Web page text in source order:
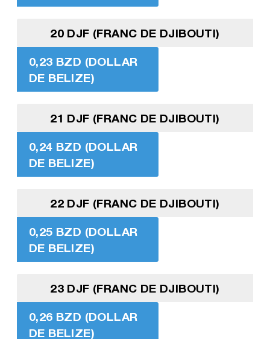
20 DJF (FRANC DE DJIBOUTI)
0,23 BZD (DOLLAR
DE BELIZE)
21 DJF (FRANC DE DJIBOUTI)
0,24 BZD (DOLLAR
DE BELIZE)
22 DJF (FRANC DE DJIBOUTI)
0,25 BZD (DOLLAR
DE BELIZE)
23 DJF (FRANC DE DJIBOUTI)
0,26 BZD (DOLLAR
DE BELIZE)